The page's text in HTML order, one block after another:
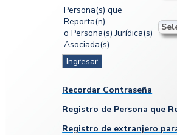
Persona(s) que
Reporta(n)
o Persona(s) Jurídica(s)
Asociada(s)
Recordar Contraseña
Registro de Persona que
Registro de extranjero